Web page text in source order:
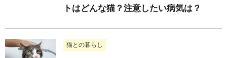
トはどんな猫？注意したい病気は？
猫との暮らし